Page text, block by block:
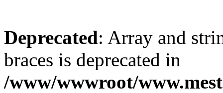
Deprecated: Array and
braces is deprecated in
/www/wwwroot/